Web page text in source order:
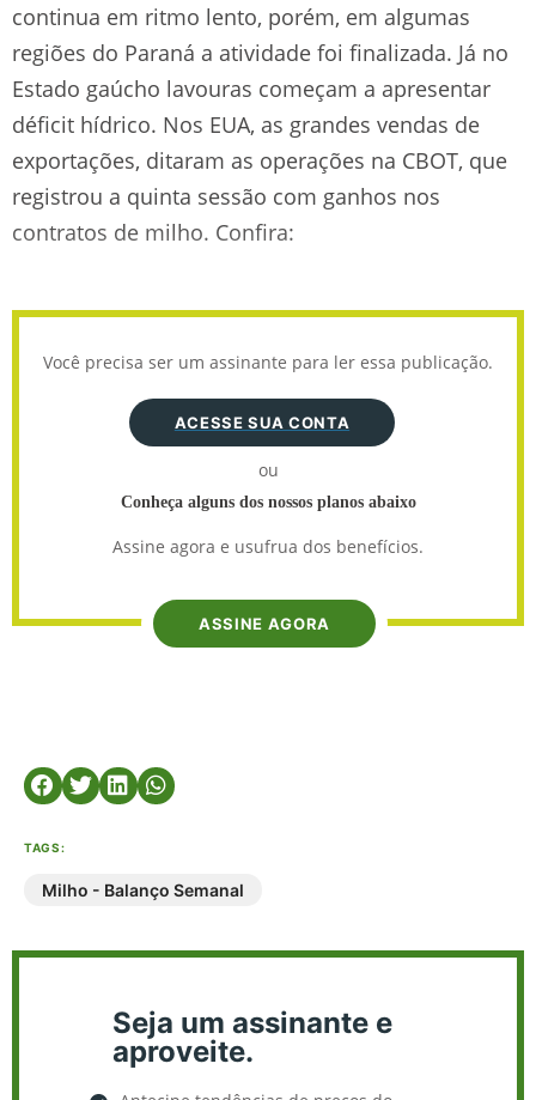
continua em ritmo lento, porém, em algumas
regiões do Paraná a atividade foi finalizada. Já no
Estado gaúcho lavouras começam a apresentar
déficit hídrico. Nos EUA, as grandes vendas de
exportações, ditaram as operações na CBOT, que
registrou a quinta sessão com ganhos nos
contratos de milho. Confira:
Você precisa ser um assinante para ler essa publicação.
ACESSE SUA CONTA
ou
Conheça alguns dos nossos planos abaixo
Assine agora e usufrua dos benefícios.
ASSINE AGORA
TAGS:
Milho - Balanço Semanal
Seja um assinante e
aproveite.